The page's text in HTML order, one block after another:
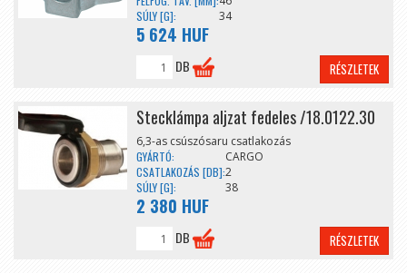
SÚLY [G]:
34
5 624 HUF
DB RÉSZLETEK
Stecklámpa aljzat fedeles /18.0122.30
6,3-as csúszósaru csatlakozás
GYÁRTÓ:
CARGO
CSATLAKOZÁS [DB]:2
SÚLY [G]:
38
2 380 HUF
DB RÉSZLETEK